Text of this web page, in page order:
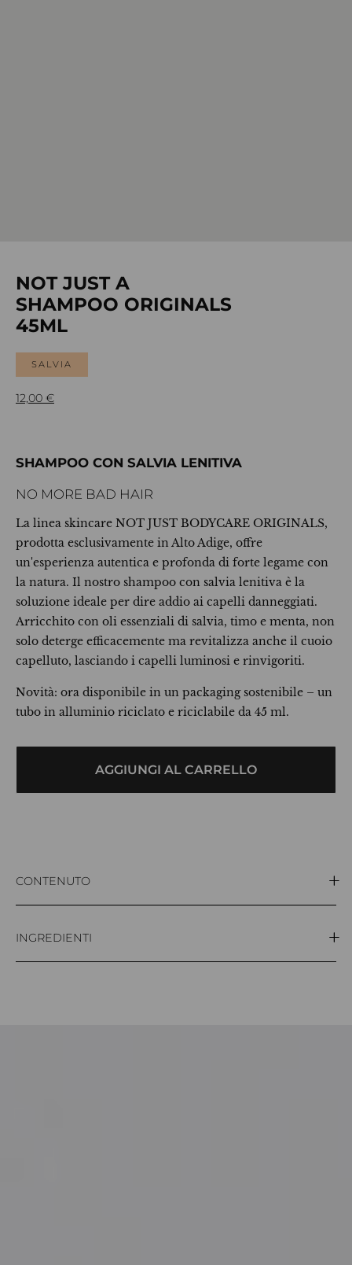
NOT JUST A
SHAMPOO ORIGINALS
45ML
SALVIA
12,00 €
SHAMPOO CON SALVIA LENITIVA
NO MORE BAD HAIR
La linea skincare NOT JUST BODYCARE ORIGINALS,
prodotta esclusivamente in Alto Adige, offre
un'esperienza autentica e profonda di forte legame con
la natura. Il nostro shampoo con salvia lenitiva è la
soluzione ideale per dire addio ai capelli danneggiati.
Arricchito con oli essenziali di salvia, timo e menta, non
solo deterge efficacemente ma revitalizza anche il cuoio
capelluto, lasciando i capelli luminosi e rinvigoriti.
Novità: ora disponibile in un packaging sostenibile – un
tubo in alluminio riciclato e riciclabile da 45 ml.
AGGIUNGI AL CARRELLO
CONTENUTO
INGREDIENTI